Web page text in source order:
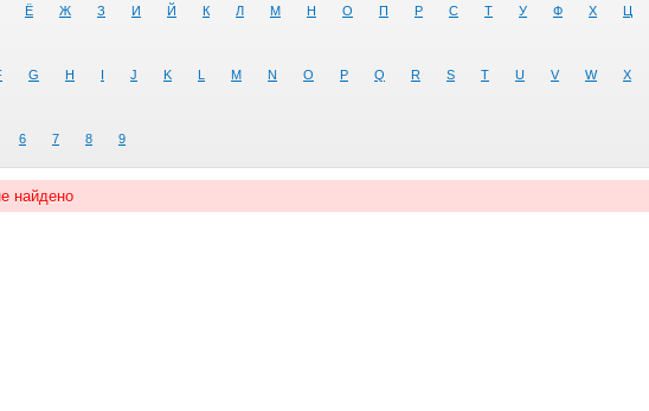
Ё Ж З И Й К Л М Н О П Р С Т У Ф Х Ц
G H I J K L M N O P Q R S T U V W X
6 7 8 9
найдено